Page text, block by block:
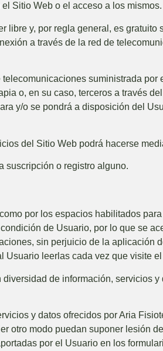
Sitio Web o el acceso a los mismos.
libre y, por regla general, es
a través de la red de
suministrada
o, en su caso, terceros a través
y/o se pondrá a disposición del
del Sitio Web podrá hacerse
suscripción o registro alguno.
por los espacios habilitados
de Usuario, por lo que se
sin perjuicio de la
Usuario leerlas cada vez que visite
diversidad de información, servicios
y datos ofrecidos porAria
otro modo puedan suponer lesión
por el Usuario en los